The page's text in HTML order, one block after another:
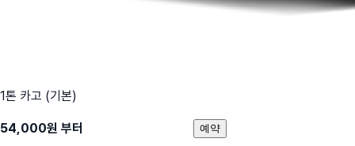
1톤 카고 (기본)
54,000원 부터 예약